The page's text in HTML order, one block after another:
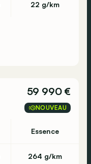
22 g/km
59 990 €
NOUVEAU
Essence
264 g/km